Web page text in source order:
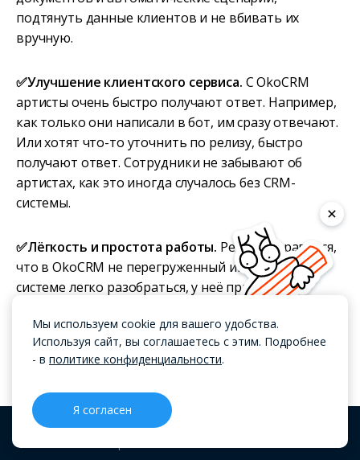
подтянуть данные клиентов и не вбивать их
вручную.
✅Улучшение клиентского сервиса. С OkoCRM
артисты очень быстро получают ответ. Например,
как только они написали в бот, им сразу отвечают.
Или хотят что-то уточнить по релизу, быстро
получают ответ. Сотрудники не забывают об
артистах, как это иногда случалось без CRM-
системы.
✅Лёгкость и простота работы. Ребятам нравится,
что в OkoCRM не перегруженный интерфейс. В
системе легко разобраться, у неё приятный
также без перегруза.
к выручке с помощью CRM и
телефонии
Мы используем cookie для вашего удобства.
Используя сайт, вы соглашаетесь с этим. Подробнее
- в политике конфиденциальности.
Я согласен